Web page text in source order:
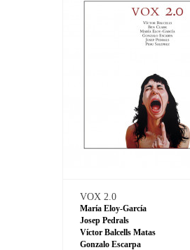
VOX 2.0
María Eloy-García
Josep Pedrals
Víctor Balcells Matas
Gonzalo Escarpa